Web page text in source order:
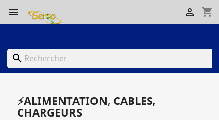
 shopping_cart

search
⚡ALIMENTATION, CABLES,
CHARGEURS